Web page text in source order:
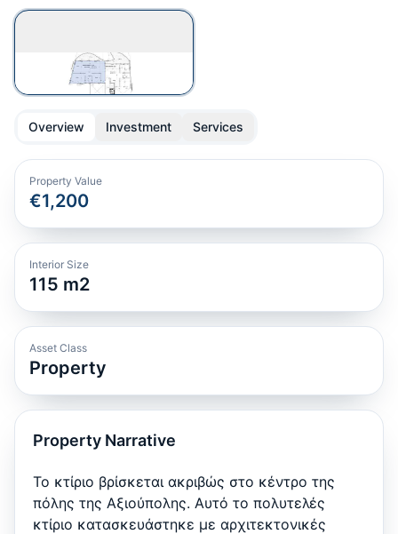
Overview Investment Services
Property Value
€1,200
Interior Size
115 m2
Asset Class
Property
Property Narrative
Το κτίριο βρίσκεται ακριβώς στο κέντρο της
πόλης της Αξιούπολης. Αυτό το πολυτελές
κτίριο κατασκευάστηκε με αρχιτεκτονικές